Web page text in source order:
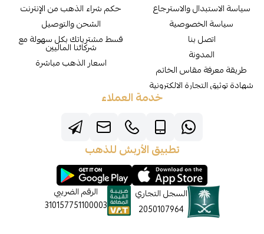
سياسة الاستبدال والاسترجاع
سياسة الخصوصية
اتصل بنا
المدونة
طريقة معرفة مقاس الخاتم
شهادة توثيق التجارة الالكترونية
حكم شراء الذهب من الإنترنت
الشحن والتوصيل
قسط مشترياتك بكل سهولة مع
شركائنا الماليين
اسعار الذهب مباشرة
خدمة العملاء
تطبيق الأربش للذهب
السجل التجاري
2050107964
الرقم الضريبي
310157751100003